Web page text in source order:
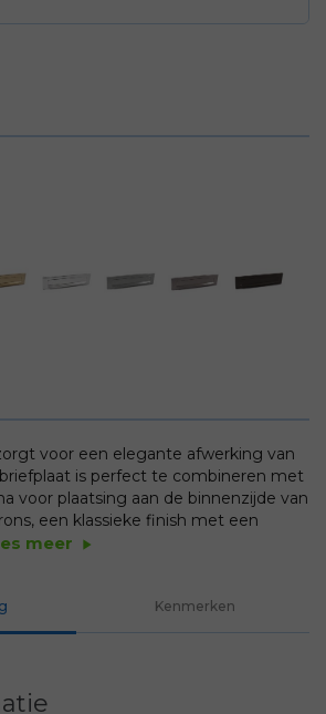
voor een elegante afwerking van
is perfect te combineren met
voor plaatsing aan de binnenzijde van
een klassieke finish met een
meer play_arrow
Kenmerken